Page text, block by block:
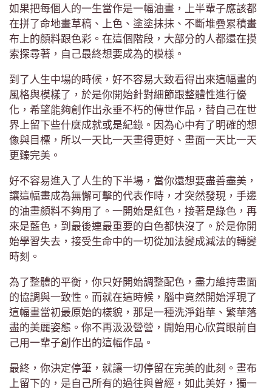
如果把每個人的一生當作是一幅油畫，上半輩子應該都
在拼了命地畫草稿、上色、塗塗抹抹、不斷堆疊累積畫
布上的顏料跟色彩。在這個階段，大部分的人都還在摸
索探尋著，自己最終想要成為的模樣。
到了人生中場的時候，好不容易大致看得出來這幅畫的
風格與模樣了，於是你開始針對細節跟整體性進行優
化，希望能夠創作出永垂不朽的傳世作品，替自己在世
界上留下些什麼成就或是紀錄。因為心中有了明確的想
像與目標，所以一天比一天畫得更好、畫面一天比一天
更臻完美。
好不容易進入了人生的下半場，當你還想要盡善盡美，
讓這幅畫成為無懈可擊的代表作時，才突然發現，手邊
的油畫顏料不夠用了。一開始是紅色，接著是綠色，再
來是藍色，到最後連最重要的白色都快沒了。於是你開
始學習失去，接受生命中的一切從加法變成減法的轉變
時刻。
為了整體的平衡，你只好開始調整配色，盡力維持畫面
的協調與一致性。而就在這時候，腦中竟然開始浮現了
這幅畫當初最原始的樣貌，那是一種洗淨鉛華、繁華落
盡的美麗姿態。你不再汲汲營營，開始用心欣賞眼前自
己用一輩子創作出的這幅作品。
最終，你決定停筆，就讓一切停留在完美的此刻。畫布
上留下的，是自己所有的過往與曾經，如此美好，獨一